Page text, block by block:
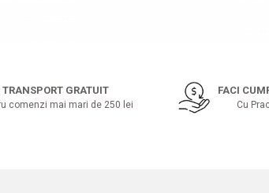
Facebook
TRANSPORT GRATUIT
comenzi mai mari de 250 lei
FACI
Cu